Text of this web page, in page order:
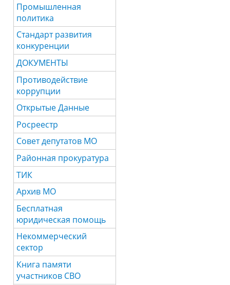
Промышленная
политика
Стандарт развития
конкуренции
ДОКУМЕНТЫ
Противодействие
коррупции
Открытые Данные
Росреестр
Совет депутатов МО
Районная прокуратура
ТИК
Архив МО
Бесплатная
юридическая помощь
Некоммерческий
сектор
Книга памяти
участников СВО